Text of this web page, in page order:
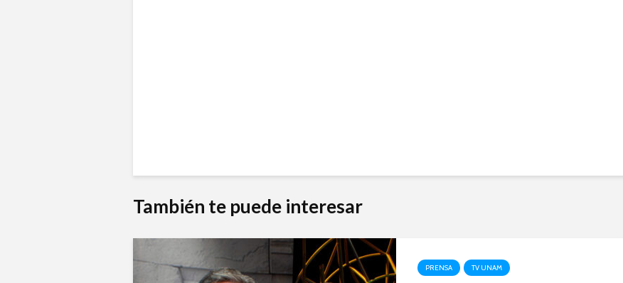
También te puede interesar
PRENSA TV UNAM